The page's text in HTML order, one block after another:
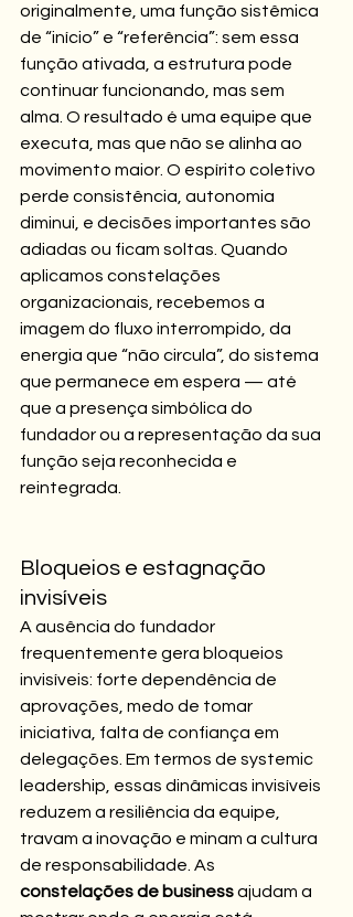
originalmente, uma função sistêmica
de “início” e “referência”: sem essa
função ativada, a estrutura pode
continuar funcionando, mas sem
alma. O resultado é uma equipe que
executa, mas que não se alinha ao
movimento maior. O espírito coletivo
perde consistência, autonomia
diminui, e decisões importantes são
adiadas ou ficam soltas. Quando
aplicamos constelações
organizacionais, recebemos a
imagem do fluxo interrompido, da
energia que “não circula”, do sistema
que permanece em espera — até
que a presença simbólica do
fundador ou a representação da sua
função seja reconhecida e
reintegrada.
Bloqueios e estagnação
invisíveis
A ausência do fundador
frequentemente gera bloqueios
invisíveis: forte dependência de
aprovações, medo de tomar
iniciativa, falta de confiança em
delegações. Em termos de systemic
leadership, essas dinâmicas invisíveis
reduzem a resiliência da equipe,
travam a inovação e minam a cultura
de responsabilidade. As
constelações de business ajudam a